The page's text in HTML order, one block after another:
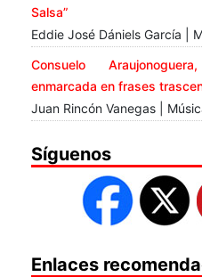
Salsa”
Eddie José Dániels García |
Consuelo
enmarcada en frases
Juan Rincón Vanegas |
Síguenos
Enlaces